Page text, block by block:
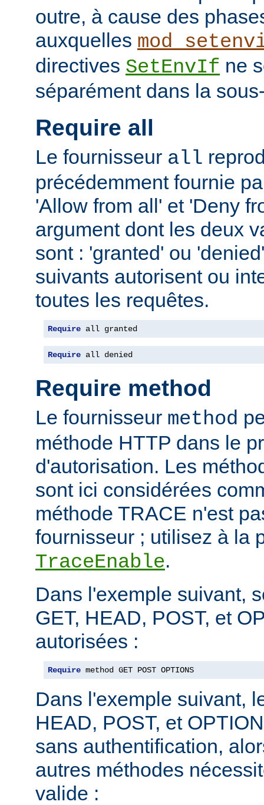
outre, à cause des
auxquelles
directives SetEnvIf ne
séparément dans la
Require all
Le fournisseur all
précédemment fournie
'Allow from all' et 'Deny
argument dont les deux
sont : 'granted' ou
suivants autorisent ou
toutes les requêtes.
Require all granted
Require all denied
Require method
Le fournisseur method
méthode HTTP dans le
d'autorisation. Les
sont ici considérées
méthode TRACE n'est
fournisseur ; utilisez à la
TraceEnable.
Dans l'exemple suivant,
GET, HEAD, POST, et
autorisées :
Require method GET POST OPTIONS
Dans l'exemple suivant,
HEAD, POST, et
sans authentification,
autres méthodes
valide :